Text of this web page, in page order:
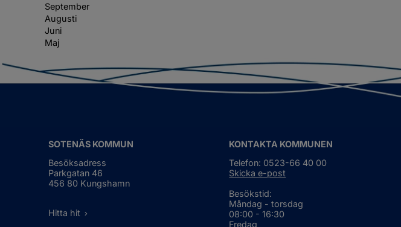
September
Augusti
Juni
Maj
SOTENÄS KOMMUN
Besöksadress
Parkgatan 46
456 80 Kungshamn
Hitta hit
KONTAKTA KOMMUNEN
Telefon: 0523-66 40 00
Skicka e-post
Besökstid:
Måndag - torsdag
08:00 - 16:30
Fredag